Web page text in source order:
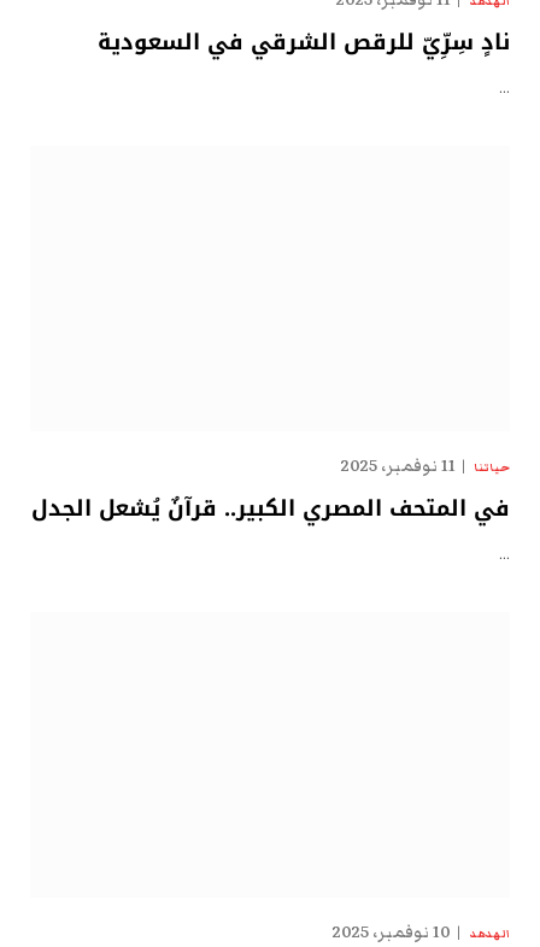
نادٍ سِرِّيّ للرقص الشرقي في السعودية
…
حياتنا 11 نوفمبر، 2025
في المتحف المصري الكبير.. قرآنٌ يُشعل الجدل
…
الهدهد 10 نوفمبر، 2025